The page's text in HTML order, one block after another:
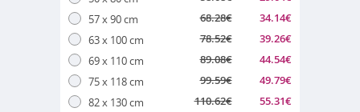
57 x 90 cm
63 x 100 cm
69 x 110 cm
75 x 118 cm
82 x 130 cm
68.28€
78.52€
89.08€
99.59€
110.62€
34.14€
39.26€
44.54€
49.79€
55.31€